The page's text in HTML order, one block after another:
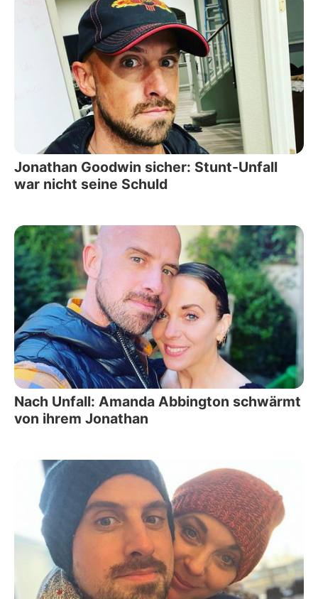
Jonathan Goodwin sicher: Stunt-Unfall
war nicht seine Schuld
Nach Unfall: Amanda Abbington schwärmt
von ihrem Jonathan